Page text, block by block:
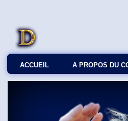
ACCUEIL A PROPOS DU